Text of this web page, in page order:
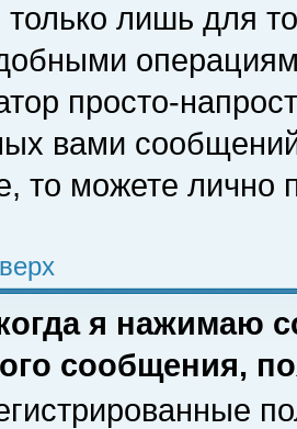
лишь для
просто-
вами
то можете лично
я нажимаю
сообщения,